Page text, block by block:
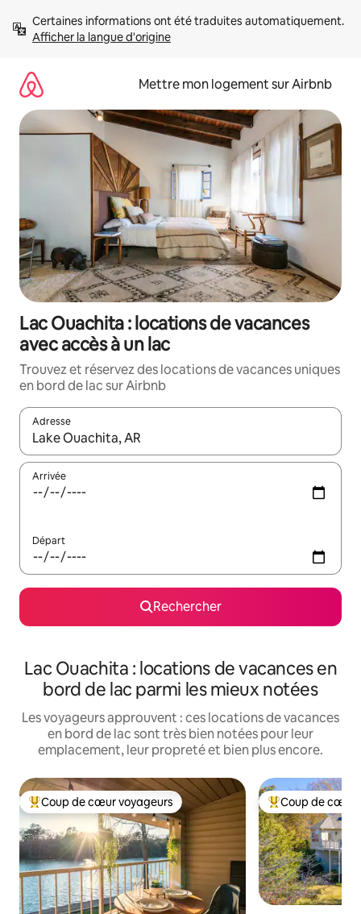
directement
Afficher la langue d'origine
Mettre mon logement sur Airbnb
Lac Ouachita : locations de vacances
avec accès à un lac
Trouvez et réservez des locations de vacances uniques
en bord de lac sur Airbnb
Adresse
Lorsque les résultats s'affichent, utilisez les flèches vers le
Arrivée
Départ
Rechercher
Lac Ouachita : locations de vacances en
bord de lac parmi les mieux notées
Les voyageurs approuvent : ces locations de vacances
en bord de lac sont très bien notées pour leur
emplacement, leur propreté et bien plus encore.
Coups de cœur voyageurs les plus appréciés
Coup de cœur voyageurs Coups de cœur
Coup de cœur